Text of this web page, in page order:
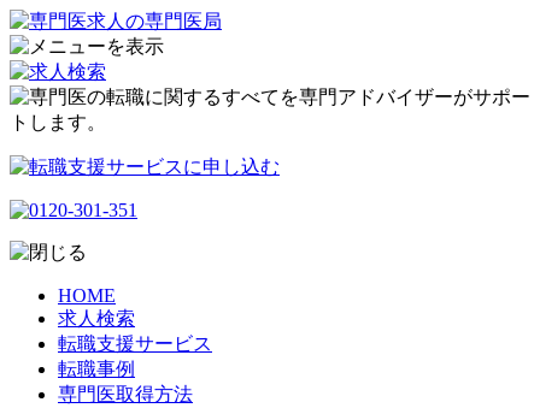
HOME
求人検索
転職支援サービス
転職事例
専門医取得方法